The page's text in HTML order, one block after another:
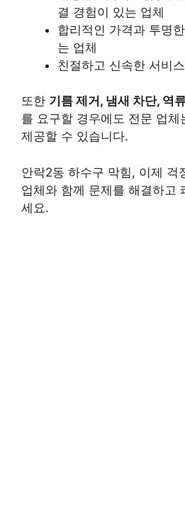
결 경험이 있는 업체
합리적인 가격과 투명
는 업체
친절하고 신속한 서비
또한 기름 제거, 냄새 차단, 역
를 요구할 경우에도 전문 업체
제공할 수 있습니다.
안락2동 하수구 막힘, 이제 걱
업체와 함께 문제를 해결하고
세요.